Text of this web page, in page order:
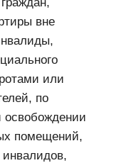
вне
или
по
освобождении
помещений,